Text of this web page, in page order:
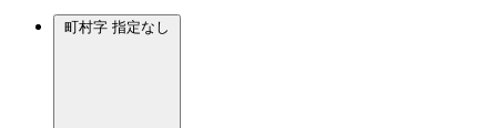
町村字 指定なし